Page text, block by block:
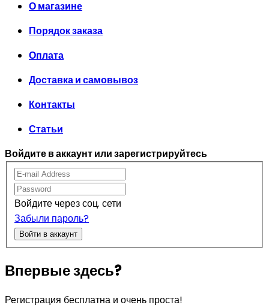
О магазине
Порядок заказа
Оплата
Доставка и самовывоз
Контакты
Статьи
Войдите в аккаунт или зарегистрируйтесь
Войдите через соц. сети
Забыли пароль?
Войти в аккаунт
Впервые здесь?
Регистрация бесплатна и очень проста!